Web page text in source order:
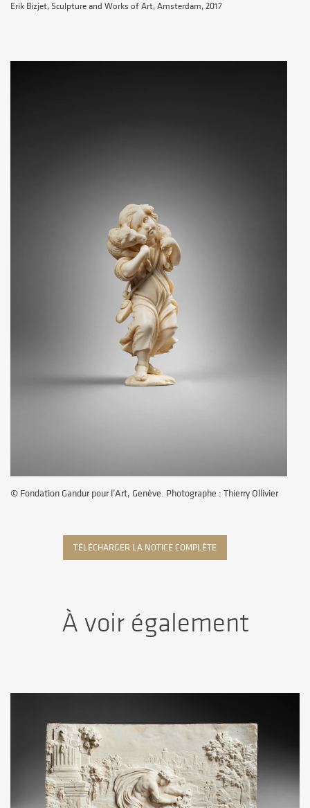
Erik Bizjet, Sculpture and Works of Art, Amsterdam, 2017
© Fondation Gandur pour l’Art, Genève. Photographe : Thierry Ollivier
TÉLÉCHARGER LA NOTICE COMPLÈTE
À voir également